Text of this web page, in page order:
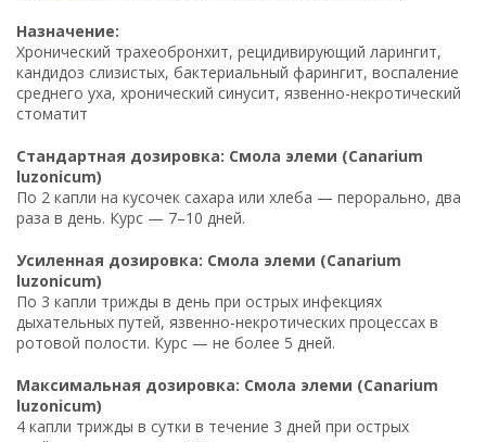
Назначение:
Хронический трахеобронхит, рецидивирующий ларингит,
кандидоз слизистых, бактериальный фарингит, воспаление
среднего уха, хронический синусит, язвенно-некротический
стоматит
Стандартная дозировка: Смола элеми (Canarium
luzonicum)
По 2 капли на кусочек сахара или хлеба — перорально, два
раза в день. Курс — 7–10 дней.
Усиленная дозировка: Смола элеми (Canarium
luzonicum)
По 3 капли трижды в день при острых инфекциях
дыхательных путей, язвенно-некротических процессах в
ротовой полости. Курс — не более 5 дней.
Максимальная дозировка: Смола элеми (Canarium
luzonicum)
4 капли трижды в сутки в течение 3 дней при острых